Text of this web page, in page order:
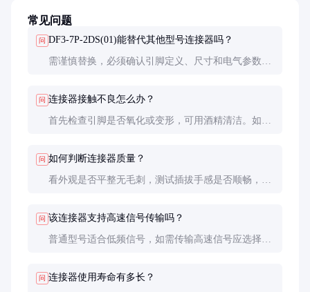
常见问题
问 DF3-7P-2DS(01)能替代其他型号连接器吗？
需谨慎替换，必须确认引脚定义、尺寸和电气参数完
问 连接器接触不良怎么办？
首先检查引脚是否氧化或变形，可用酒精清洁。如问
问 如何判断连接器质量？
看外观是否平整无毛刺，测试插拔手感是否顺畅，测
问 该连接器支持高速信号传输吗？
普通型号适合低频信号，如需传输高速信号应选择带
问 连接器使用寿命有多长？